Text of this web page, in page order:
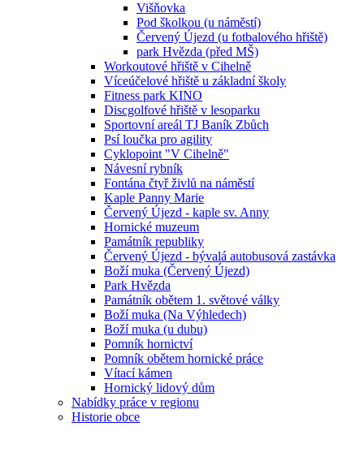
Višňovka
Pod školkou (u náměstí)
Červený Újezd (u fotbalového hřiště)
park Hvězda (před MŠ)
Workoutové hřiště v Cihelně
Víceúčelové hřiště u základní školy
Fitness park KINO
Discgolfové hřiště v lesoparku
Sportovní areál TJ Baník Zbůch
Psí loučka pro agility
Cyklopoint "V Cihelně"
Návesní rybník
Fontána čtyř živlů na náměstí
Kaple Panny Marie
Červený Újezd - kaple sv. Anny
Hornické muzeum
Památník republiky
Červený Újezd - bývalá autobusová zastávka
Boží muka (Červený Újezd)
Park Hvězda
Památník obětem 1. světové války
Boží muka (Na Výhledech)
Boží muka (u dubu)
Pomník hornictví
Pomník obětem hornické práce
Vítací kámen
Hornický lidový dům
Nabídky práce v regionu
Historie obce